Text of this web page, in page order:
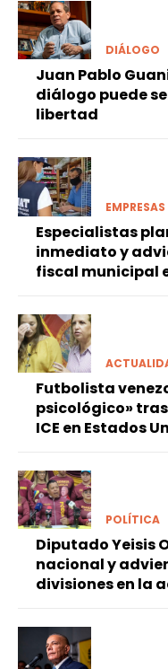
DIÁLOGO
Juan Pablo
diálogo puede
libertad
EMPRESAS
Especialistas
inmediato y
fiscal municipal
Futbolista
psicológico»
ICE en Estados
POLÍTICA
Diputado Yeisis
nacional y
divisiones en la